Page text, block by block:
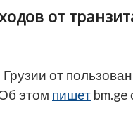
от
от
этом пишет bm.ge